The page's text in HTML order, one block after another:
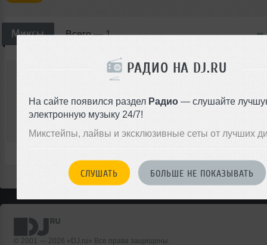
РАДИО НА DJ.RU
На сайте появился раздел Радио — слушайте
электронную музыку 24/7!
Микстейпы, лайвы и эксклюзивные сеты от лучших
СЛУШАТЬ БОЛЬШЕ НЕ ПОКАЗЫВАТЬ
Миксы Всего — 1
DSN
dsn_-_Trance_X-press_yaermix_wish_DSN
Progressive Trance
00:00
1 1:37:14 9 </>
© 2001 — 2026 «DJ.ru» Все права защищены.